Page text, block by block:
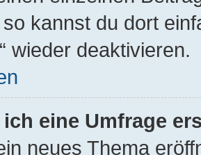
kannst du dort
wieder deaktivieren.
eine Umfrage
neues Thema